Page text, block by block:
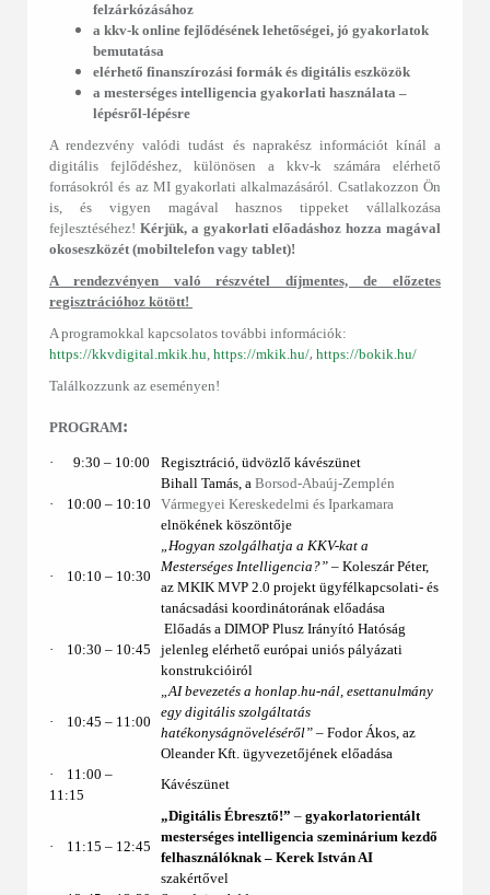
felzárkózásához
a kkv-k online fejlődésének lehetőségei, jó gyakorlatok
bemutatása
elérhető finanszírozási formák és digitális eszközök
a mesterséges intelligencia gyakorlati használata ‒
lépésről-lépésre
A rendezvény valódi tudást és naprakész információt kínál a
digitális fejlődéshez, különösen a kkv-k számára elérhető
forrásokról és az MI gyakorlati alkalmazásáról. Csatlakozzon Ön
is, és vigyen magával hasznos tippeket vállalkozása
fejlesztéséhez! Kérjük, a gyakorlati előadáshoz hozza magával
okoseszközét (mobiltelefon vagy tablet)!
A rendezvényen való részvétel díjmentes, de előzetes
regisztrációhoz kötött!
A programokkal kapcsolatos további információk:
https://kkvdigital.mkik.hu, https://mkik.hu/, https://bokik.hu/
Találkozzunk az eseményen!
PROGRAM:
· 9:30 ‒ 10:00 Regisztráció, üdvözlő kávészünet
· 10:00 ‒ 10:10
Bihall Tamás, a Borsod-Abaúj-Zemplén
Vármegyei Kereskedelmi és Iparkamara
elnökének köszöntője
· 10:10 ‒ 10:30
„Hogyan szolgálhatja a KKV-kat a
Mesterséges Intelligencia?” – Koleszár Péter,
az MKIK MVP 2.0 projekt ügyfélkapcsolati- és
tanácsadási koordinátorának előadása
· 10:30 – 10:45
Előadás a DIMOP Plusz Irányító Hatóság
jelenleg elérhető európai uniós pályázati
konstrukcióiról
· 10:45 – 11:00
„AI bevezetés a honlap.hu-nál, esettanulmány
egy digitális szolgáltatás
hatékonyságnöveléséről” – Fodor Ákos, az
Oleander Kft. ügyvezetőjének előadása
·
11:00 ‒
11:15
Kávészünet
· 11:15 – 12:45
„Digitális Ébresztő!” – gyakorlatorientált
mesterséges intelligencia szeminárium kezdő
felhasználóknak ‒ Kerek István AI
szakértővel